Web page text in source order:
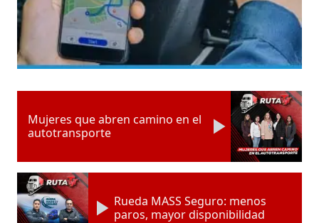
Mujeres que abren camino en el
autotransporte
Rueda MASS Seguro: menos
paros, mayor disponibilidad